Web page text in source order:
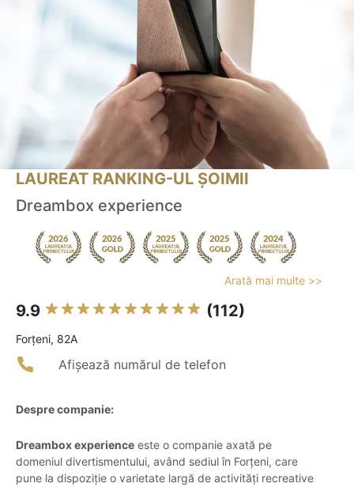
LAUREAT RANKING-UL ȘOIMII
Dreambox experience
Arată mai multe >>
9.9 (112)
Forţeni, 82A
Afișează numărul de telefon
Despre companie:
Dreambox experience este o companie axată pe
domeniul divertismentului, având sediul în Forţeni, care
pune la dispoziție o varietate largă de activități recreative